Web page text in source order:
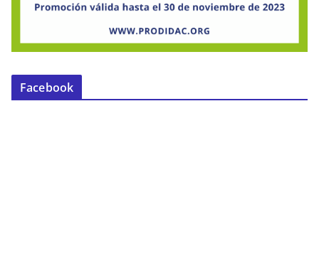
Facebook